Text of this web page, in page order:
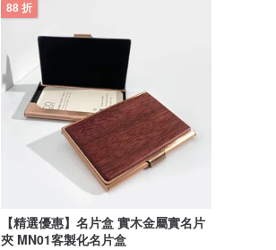
88 折
【精選優惠】名片盒 實木金屬實名片
夾 MN01客製化名片盒